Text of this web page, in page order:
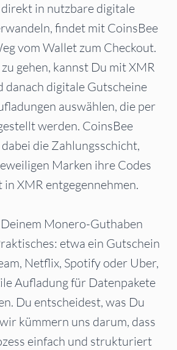
in nutzbare digitale
findet mit CoinsBee
vom Wallet zum Checkout.
gehen, kannst Du mit XMR
danach digitale Gutscheine
auswählen, die per
werden. CoinsBee
die Zahlungsschicht,
Marken ihre Codes
XMR entgegennehmen.
Monero-Guthaben
etwa ein Gutschein
Netflix, Spotify oder Uber,
Aufladung für Datenpakete
Du entscheidest, was Du
kümmern uns darum, dass
einfach und strukturiert